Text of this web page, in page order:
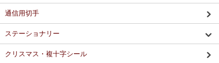
通信用切手
ステーショナリー
クリスマス・複十字シール